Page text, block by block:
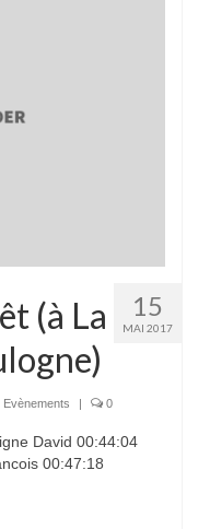
15
MAI 2017
(à La
Evènements | 0
David 00:44:04
00:47:18